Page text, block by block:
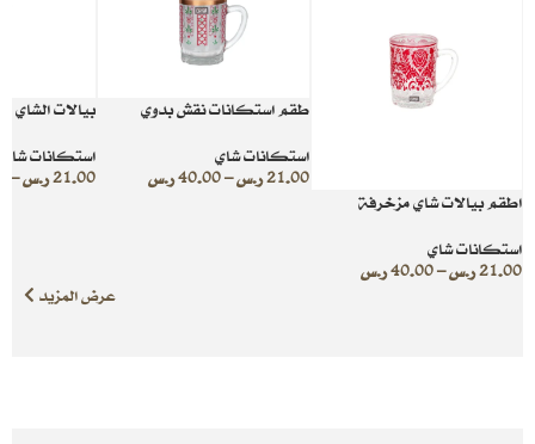
اطقم بيالات شاي مزخرفة
استكانات شاي
21.00ر.س–
40.00ر.س
طقم استكانات نقش بدوي
استكانات شاي
21.00ر.س–
40.00ر.س
بيالات الشاي
استكانات شاي
21.00ر.س–
عرض المزيد